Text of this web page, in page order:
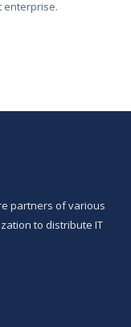
enterprise.
partners of various
to distribute IT